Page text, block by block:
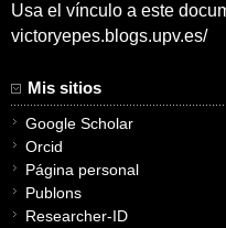
Usa el vínculo a este
victoryepes.blogs.upv.es/
Mis sitios
Google Scholar
Orcid
Página personal
Publons
Researcher-ID